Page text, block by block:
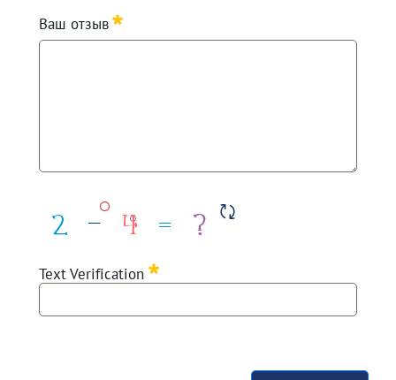
Ваш отзыв
Text Verification